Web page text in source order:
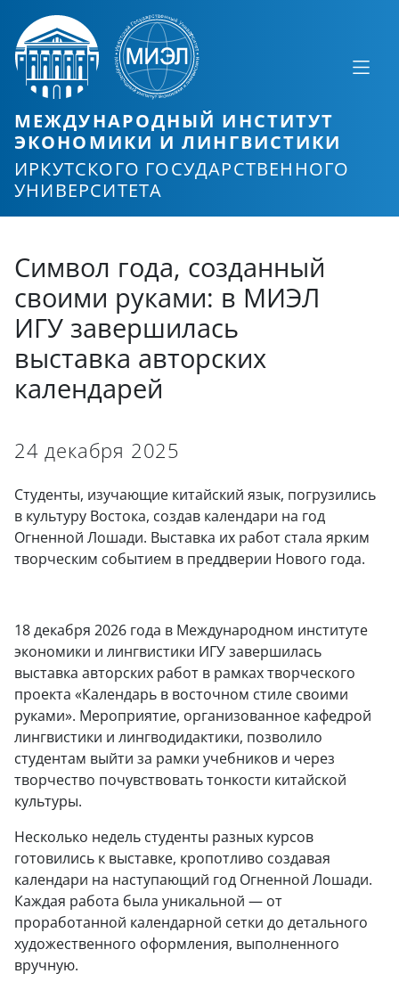
МЕЖДУНАРОДНЫЙ ИНСТИТУТ
ЭКОНОМИКИ И ЛИНГВИСТИКИ
ИРКУТСКОГО ГОСУДАРСТВЕННОГО
УНИВЕРСИТЕТА
Символ года, созданный
своими руками: в МИЭЛ
ИГУ завершилась
выставка авторских
календарей
24 декабря 2025
Студенты, изучающие китайский язык, погрузились
в культуру Востока, создав календари на год
Огненной Лошади. Выставка их работ стала ярким
творческим событием в преддверии Нового года.
18 декабря 2026 года в Международном институте
экономики и лингвистики ИГУ завершилась
выставка авторских работ в рамках творческого
проекта «Календарь в восточном стиле своими
руками». Мероприятие, организованное кафедрой
лингвистики и лингводидактики, позволило
студентам выйти за рамки учебников и через
творчество почувствовать тонкости китайской
культуры.
Несколько недель студенты разных курсов
готовились к выставке, кропотливо создавая
календари на наступающий год Огненной Лошади.
Каждая работа была уникальной — от
проработанной календарной сетки до детального
художественного оформления, выполненного
вручную.